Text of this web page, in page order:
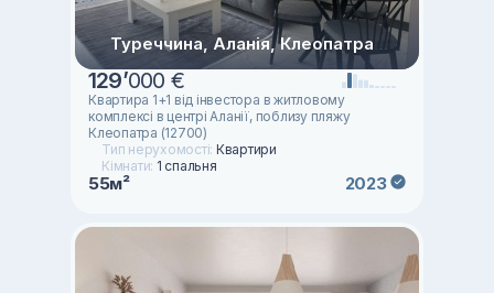
Туреччина, Аланія, Клеопатра
129’000 €
Квартира 1+1 від інвестора в житловому
комплексі в центрі Аланії, поблизу пляжу
Клеопатра (12700)
Тип нерухомості: Квартири
Кімнати: 1 спальня
55м² 2023